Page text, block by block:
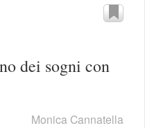
dei sogni con
Monica Cannatella